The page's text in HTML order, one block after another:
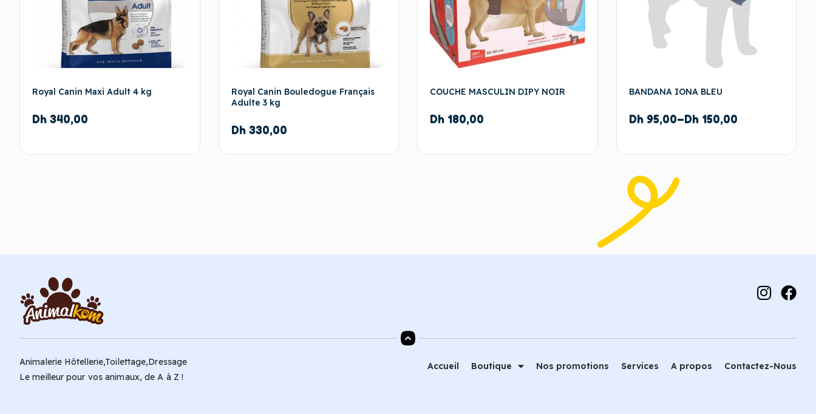
Royal Canin Maxi Adult 4 kg
Dh 340,00
Royal Canin Bouledogue Français
Adulte 3 kg
Dh330,00
COUCHE MASCULIN DIPY NOIR
Dh 180,00
BANDANA IONA BLEU
Dh95,00–Dh150,00
Animalerie Hôtellerie,Toilettage,Dressage
Le meilleur pour vos animaux, de A à Z !
Accueil Boutique Nos promotions Services A propos Contactez-Nous